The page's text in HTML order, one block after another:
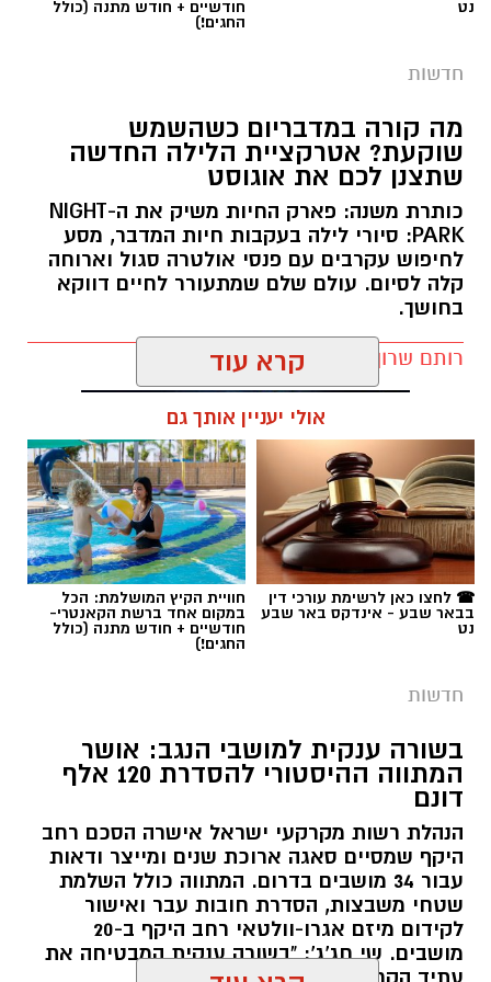
PARK: סיורי לילה בעקבות חיות המדבר, מסע
קלה לסיום. עולם שלם שמתעורר לחיים דווקא
בחושך.
רותם שרון / 11:30 10.08.26
תגים:מדבריום
קרדיט: שוקר
מה שקורה במדבר כשהשמש שוקעת הוא עולם
שלם שמתעורר לחיים, ובו בעלי החיים מנווטים
בחושך בעזרת חושים מיוחדים שעוזרים להם
לשרוד. כדי לאפשר למבקרים לחוות את הקסם
הזה מקרוב, פארק החיות מדבריום ע"ש ג'ק, ג'וזף
קרא עוד
☎ לחצו כאן לרשימת עורכי דין
בבאר שבע - אינדקס באר שבע
חוויית הקיץ המושלמת: הכל
במקום אחד ברשת הקאנטרי-
חודשיים + חודש מתנה (כולל
החגים!)
חדשות
בשורה ענקית למושבי הנגב: אושר
המתווה ההיסטורי להסדרת 120 אלף
דונם
הנהלת רשות מקרקעי ישראל אישרה הסכם רחב
היקף שמסיים סאגה ארוכת שנים ומייצר ודאות
שטחי משבצות, הסדרת חובות עבר ואישור
מושבים. שי חג'ג': "בשורה ענקית המבטיחה את
עתיד הקרקעות"
רותם שרון / 10:34 10.08.26
תגים:רמ"י
קרא עוד
אולי יעניין אותך גם